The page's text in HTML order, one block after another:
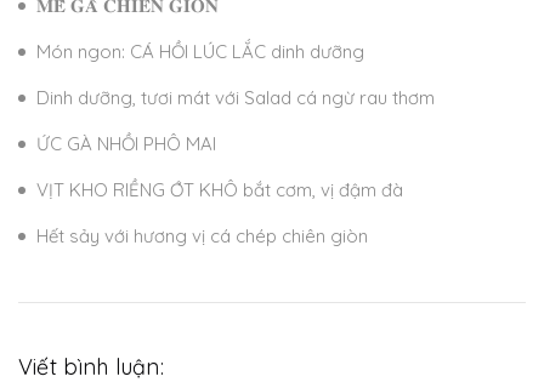
𝐌𝐄̂̀ 𝐆𝐀̀ 𝐂𝐇𝐈𝐄̂𝐍 𝐆𝐈𝐎̀𝐍
Món ngon: CÁ HỒI LÚC LẮC dinh dưỡng
Dinh dưỡng, tươi mát với Salad cá ngừ rau thơm
ỨC GÀ NHỒI PHÔ MAI
VỊT KHO RIỀNG ỚT KHÔ bắt cơm, vị đậm đà
Hết sảy với hương vị cá chép chiên giòn
Viết bình luận: